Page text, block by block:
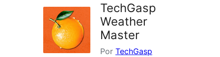
TechGasp
Weather
Master
Por TechGasp